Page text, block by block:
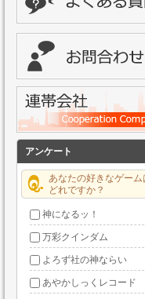
アンケート
あなたの好きなゲーム
どれですか？
神になるッ！
万彩クインダム
よろず社の神ならい
あやかしっくレコード